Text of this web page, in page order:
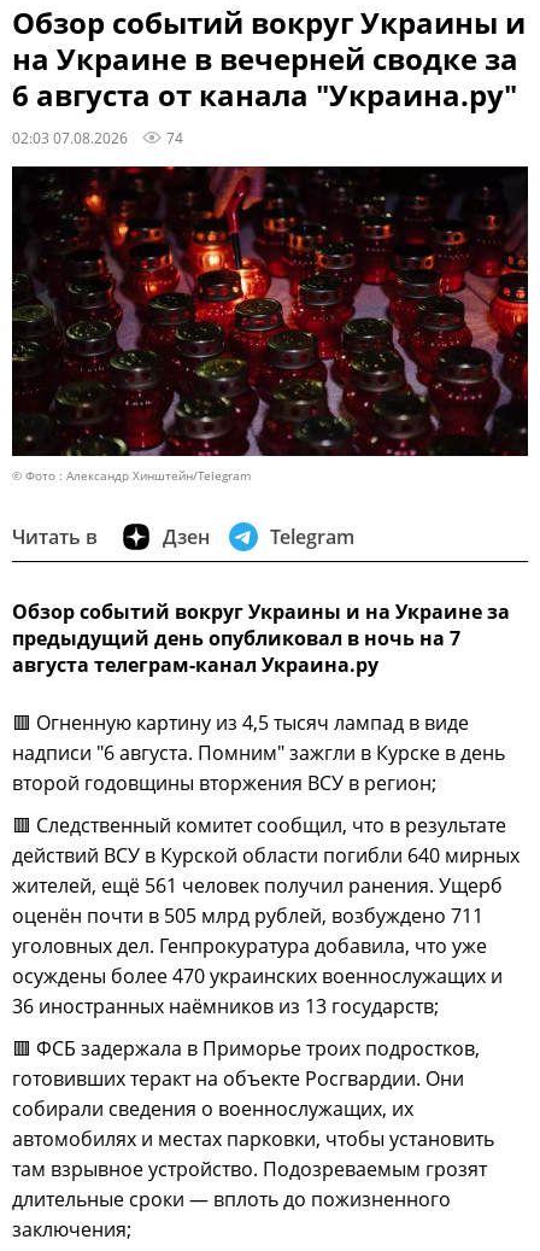
Обзор событий вокруг Украины и
на Украине в вечерней сводке за
6 августа от канала "Украина.ру"
02:03 07.08.2026 74
© Фото : Александр Хинштейн/Telegram
Читать в Дзен Telegram
Обзор событий вокруг Украины и на Украине за
предыдущий день опубликовал в ночь на 7
августа телеграм-канал Украина.ру
🟥 Огненную картину из 4,5 тысяч лампад в виде
надписи "6 августа. Помним" зажгли в Курске в день
второй годовщины вторжения ВСУ в регион;
🟥 Следственный комитет сообщил, что в результате
действий ВСУ в Курской области погибли 640 мирных
жителей, ещё 561 человек получил ранения. Ущерб
оценён почти в 505 млрд рублей, возбуждено 711
уголовных дел. Генпрокуратура добавила, что уже
осуждены более 470 украинских военнослужащих и
36 иностранных наёмников из 13 государств;
🟥 ФСБ задержала в Приморье троих подростков,
готовивших теракт на объекте Росгвардии. Они
собирали сведения о военнослужащих, их
автомобилях и местах парковки, чтобы установить
там взрывное устройство. Подозреваемым грозят
длительные сроки — вплоть до пожизненного
заключения;